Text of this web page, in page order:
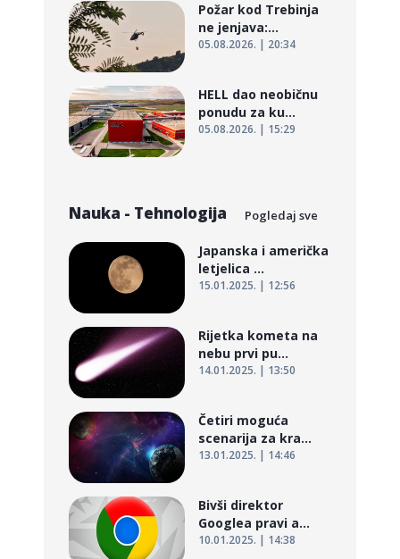
Požar kod Trebinja
ne jenjava:...
05.08.2026. | 20:34
HELL dao neobičnu
ponudu za ku...
05.08.2026. | 15:29
Nauka - Tehnologija Pogledaj sve
Japanska i američka
letjelica ...
15.01.2025. | 12:56
Rijetka kometa na
nebu prvi pu...
14.01.2025. | 13:50
Četiri moguća
scenarija za kra...
13.01.2025. | 14:46
Bivši direktor
Googlea pravi a...
10.01.2025. | 14:38